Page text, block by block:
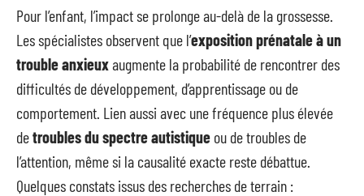
Pour l’enfant, l’impact se prolonge au-delà de la grossesse.
Les spécialistes observent que l’exposition prénatale à un
trouble anxieuxaugmente la probabilité de rencontrer des
difficultés de développement, d’apprentissage ou de
comportement. Lien aussi avec une fréquence plus élevée
detroubles du spectre autistique ou de troubles de
l’attention, même si la causalité exacte reste débattue.
Quelques constats issus des recherches de terrain :